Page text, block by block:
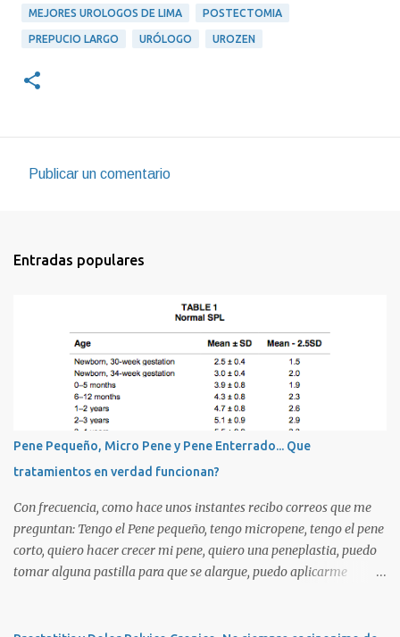
MEJORES UROLOGOS DE LIMA POSTECTOMIA
PREPUCIO LARGO URÓLOGO UROZEN
e
s
Publicar un comentario
Entradas populares
Pene Pequeño, Micro Pene y Pene Enterrado... Que
tratamientos en verdad funcionan?
Con frecuencia, como hace unos instantes recibo correos que me
preguntan: Tengo el Pene pequeño, tengo micropene, tengo el pene
corto, quiero hacer crecer mi pene, quiero una peneplastia, puedo
tomar alguna pastilla para que se alargue, puedo aplicarme